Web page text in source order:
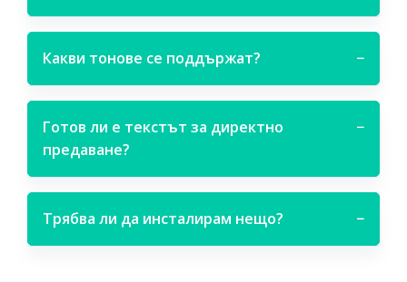
Какви тонове се поддържат? −
Готов ли е текстът за директно
предаване?
−
Трябва ли да инсталирам нещо? −